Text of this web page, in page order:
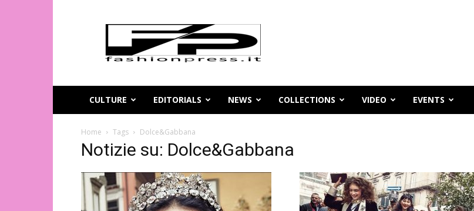
Magazine
moda
online
FashionPress.it
CULTURE
EDITORIALS NEWS COLLECTIONS VIDEO EVENTS
Home Tags Dolce&Gabbana
Notizie su: Dolce&Gabbana